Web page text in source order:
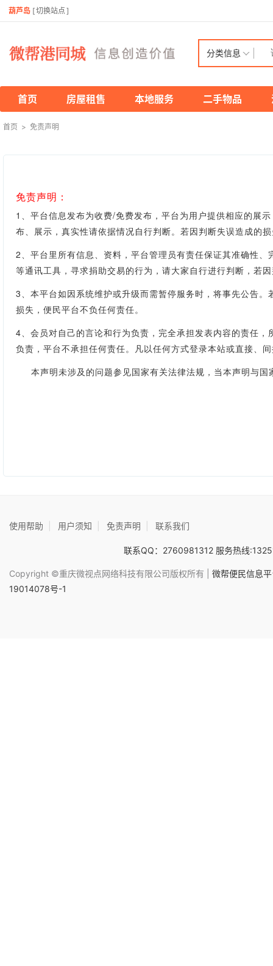
葫芦岛 [切换站点 ]
分类信息
首页 房屋租售 本地服务 二手物品
首页 > 免责声明
免责声明：
1、平台信息发布为收费/免费发布，平台为用户提供相应的展
布、展示，真实性请依据情况自行判断。 若因判断失误造成的
2、平台里所有信息、资料，平台管理员有责任保证其准确性
等通讯工具，寻求捐助交易的行为，请大家自行进行判断，若
3、本平台如因系统维护或升级而需暂停服务时，将事先公告
损失，便民平台不负任何责任。
4、会员对自己的言论和行为负责，完全承担发表内容的责任
负责，平台不承担任何责任。凡以任何方式登录本站或直接、
本声明未涉及的问题参见国家有关法律法规，当本声明与国
使用帮助 用户须知 免责声明 联系我们
联系QQ：2760981312 服务热线
Copyright ©重庆微视点网络科技有限公司版权所有 |
微帮便民信息
19014078号-1